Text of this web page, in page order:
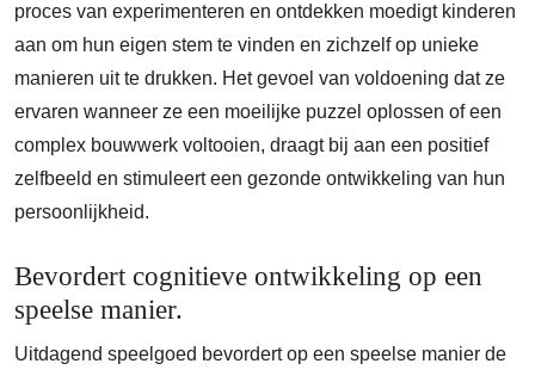
proces van experimenteren en ontdekken moedigt kinderen
aan om hun eigen stem te vinden en zichzelf op unieke
manieren uit te drukken. Het gevoel van voldoening dat ze
ervaren wanneer ze een moeilijke puzzel oplossen of een
complex bouwwerk voltooien, draagt bij aan een positief
zelfbeeld en stimuleert een gezonde ontwikkeling van hun
persoonlijkheid.
Bevordert cognitieve ontwikkeling op een
speelse manier.
Uitdagend speelgoed bevordert op een speelse manier de